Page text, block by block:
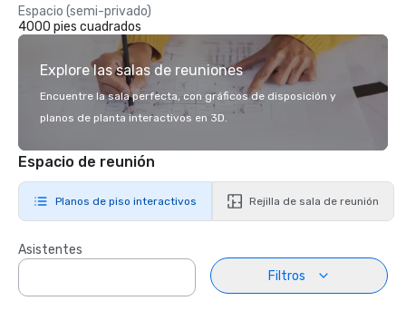
Espacio (semi-privado)
4000 pies cuadrados
Explore las salas de reuniones
Encuentre la sala perfecta, con gráficos de disposición y
planos de planta interactivos en 3D.
Espacio de reunión
Planos de piso interactivos Rejilla de sala de reunión
Asistentes
Filtros